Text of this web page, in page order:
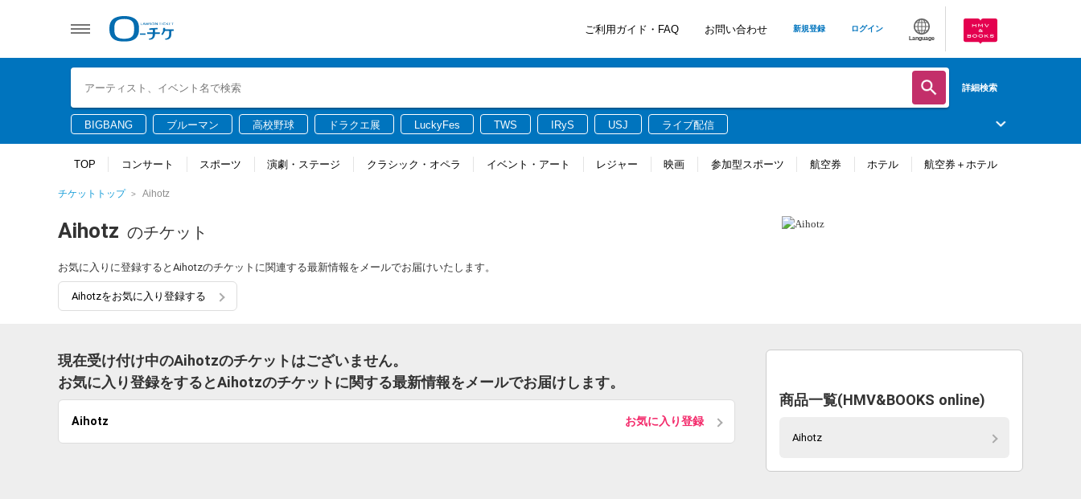
ご利用ガイド・FAQ お問い合わせ 新規登録 ログイン
Language
詳細検索
BIGBANG ブルーマン 高校野球 ドラクエ展 LuckyFes TWS IRyS USJ ライブ配信
TOP コンサート スポーツ 演劇・ステージ クラシック・オペラ イベント・アート レジャー 映画 参加型スポーツ 航空券 ホテル 航空券＋ホテル
チケットトップ Aihotz
Aihotz のチケット
お気に入りに登録するとAihotzのチケットに関連する最新情報をメールでお届けいたします。
Aihotzをお気に入り登録する
現在受け付け中のAihotzのチケットはございません。
お気に入り登録をするとAihotzのチケットに関する最新情報をメールでお届けします。
Aihotz お気に入り登録
商品一覧(HMV&BOOKS online)
Aihotz